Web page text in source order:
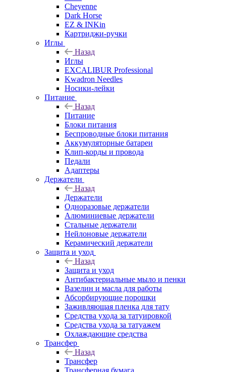
Cheyenne
Dark Horse
EZ & INKin
Картриджи-ручки
Иглы
Назад
Иглы
EXCALIBUR Professional
Kwadron Needles
Носики-лейки
Питание
Назад
Питание
Блоки питания
Беспроводные блоки питания
Аккумуляторные батареи
Клип-корды и провода
Педали
Адаптеры
Держатели
Назад
Держатели
Одноразовые держатели
Алюминиевые держатели
Стальные держатели
Нейлоновые держатели
Керамический держатели
Защита и уход
Назад
Защита и уход
Антибактериальные мыло и пенки
Вазелин и масла для работы
Абсорбирующие порошки
Заживляющая пленка для тату
Средства ухода за татуировкой
Средства ухода за татуажем
Охлаждающие средства
Трансфер
Назад
Трансфер
Трансферная бумага